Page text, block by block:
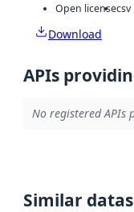
Open licensecsv
Download
APIs
No registered APIs
Similar